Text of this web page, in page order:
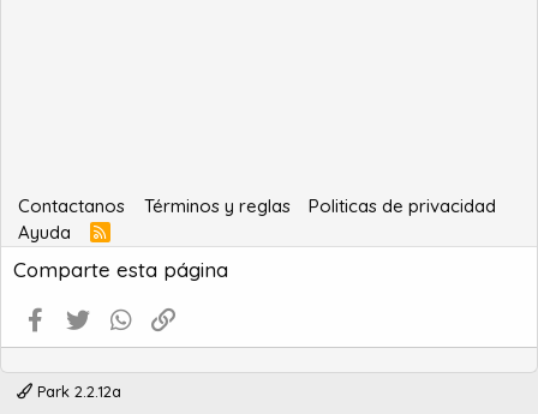
Contactanos Términos y reglas
Politicas de privacidad
Ayuda
R
S
S
Comparte esta página
Facebook
Twitter WhatsApp
Park 2.2.12a